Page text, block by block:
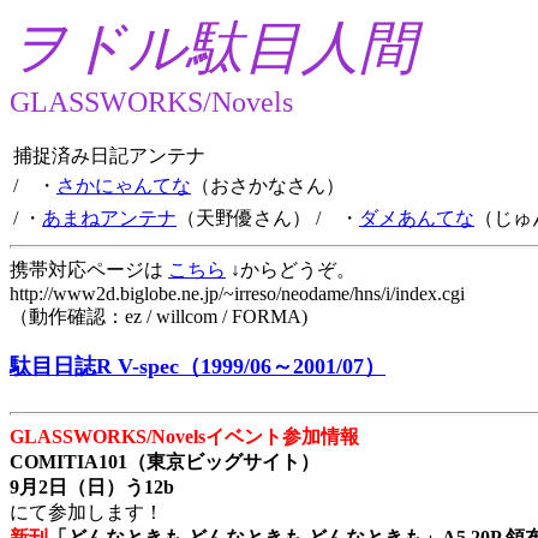
ヲドル駄目人間
GLASSWORKS/Novels
捕捉済み日記アンテナ
/ ・ さかにゃんてな （おさかなさん）
/ ・ あまねアンテナ （天野優さん） / ・ ダメあんてな （じ
携帯対応ページは こちら ↓からどうぞ。
http://www2d.biglobe.ne.jp/~irreso/neodame/hns/i/index.cgi
（動作確認：ez / willcom / FORMA)
駄目日誌R V-spec（1999/06～2001/07）
GLASSWORKS/Novelsイベント参加情報
COMITIA101（東京ビッグサイト）
9月2日（日）う12b
にて参加します！